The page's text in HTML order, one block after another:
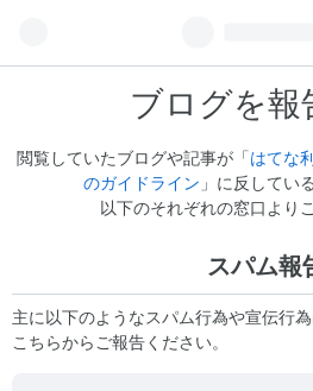
ブログを報
閲覧していたブログや記事が「はてな
のガイドライン 」に反してい
以下のそれぞれの窓口より
スパム報
主に以下のようなスパム行為や宣伝行
こちらからご報告ください。